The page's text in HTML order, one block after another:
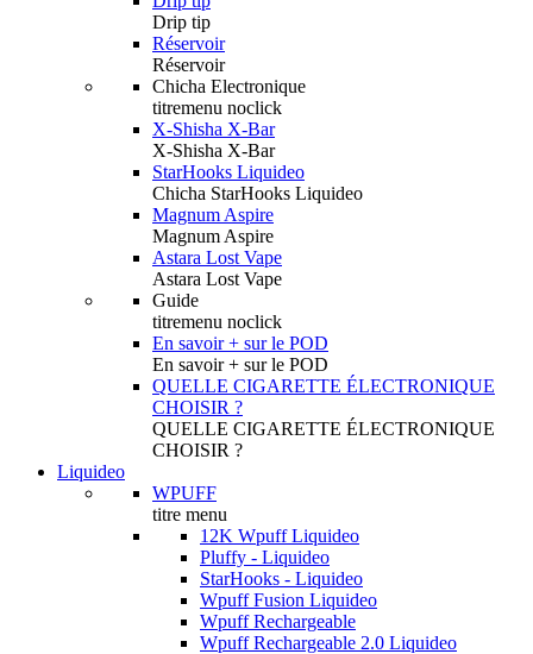
Drip tip
Réservoir
Réservoir
Chicha Electronique
titremenu noclick
X-Shisha X-Bar
X-Shisha X-Bar
StarHooks Liquideo
Chicha StarHooks Liquideo
Magnum Aspire
Magnum Aspire
Astara Lost Vape
Astara Lost Vape
Guide
titremenu noclick
En savoir + sur le POD
En savoir + sur le POD
QUELLE CIGARETTE ÉLECTRONIQUE
CHOISIR ?
QUELLE CIGARETTE ÉLECTRONIQUE
CHOISIR ?
Liquideo
WPUFF
titre menu
12K Wpuff Liquideo
Pluffy - Liquideo
StarHooks - Liquideo
Wpuff Fusion Liquideo
Wpuff Rechargeable
Wpuff Rechargeable 2.0 Liquideo